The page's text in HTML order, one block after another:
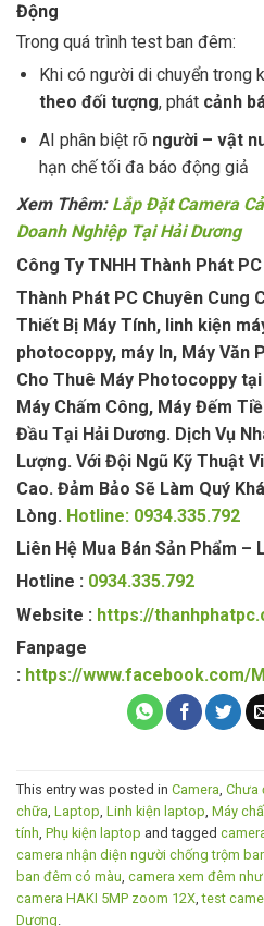
Động
Trong quá trình test ban đêm:
Khi có người di chuyển trong
theo đối tượng, phát cảnh
AI phân biệt rõ người – vật
hạn chế tối đa báo động giả
Xem Thêm: Lắp Đặt Camera
Doanh Nghiệp Tại Hải Dương
Công Ty TNHH Thành Phát
Thành Phát PC Chuyên Cung
Thiết Bị Máy Tính, linh kiện
photocoppy, máy In, Máy Văn
Cho Thuê Máy Photocoppy
Máy Chấm Công, Máy Đếm
Đầu Tại Hải Dương. Dịch Vụ
Lượng. Với Đội Ngũ Kỹ Thuật
Cao. Đảm Bảo Sẽ Làm Quý
Lòng. Hotline: 0934.335.792
Liên Hệ Mua Bán Sản Phẩm –
Hotline : 0934.335.792
Website : https://
Fanpage
: https://www.facebook.com/
This entry was posted in Camera Chưa
chữa Laptop Linh kiện laptop Máy
tính Phụ kiện laptop and tagged
camera nhận diện người chống trộm
ban đêm có màu camera xem đêm
camera HAKI 5MP zoom 12X ,test
Dương